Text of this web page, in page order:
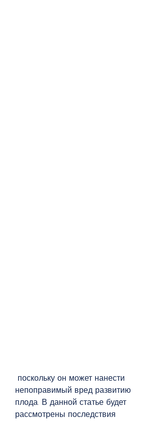
непоправимый вред развитию
плода. В данной статье будет
рассмотрены последствия